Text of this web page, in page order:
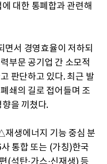
대한 통폐합과 관련해
면서 경영효율이 저하되
부문 공기업 간 소모적
판단하고 있다. 최근 발
쇄의 길로 접어들며 조
을 끼쳤다.
생에너지 기능 중심 분
통합 또는 (가칭)한국
(석탄·가스·신재생) 등